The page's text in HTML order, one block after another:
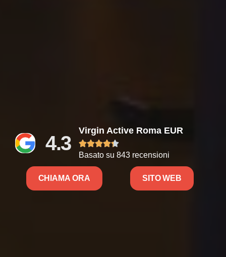
4.3
Virgin Active Roma EUR

Basato su 843 recensioni
CHIAMA ORA SITO WEB